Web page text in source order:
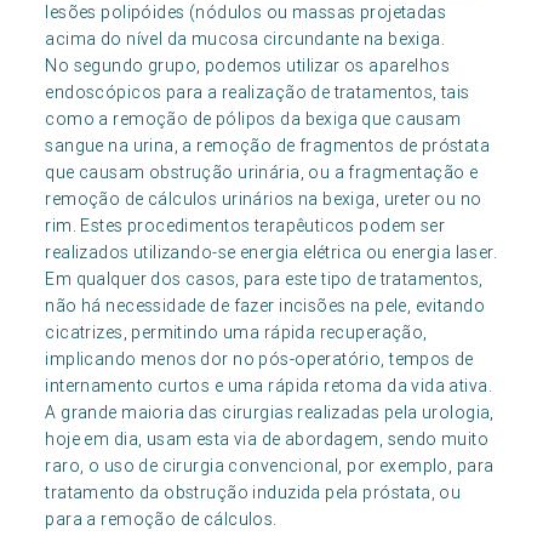
lesões polipóides (nódulos ou massas projetadas
acima do nível da mucosa circundante na bexiga.
No segundo grupo, podemos utilizar os aparelhos
endoscópicos para a realização de tratamentos, tais
como a remoção de pólipos da bexiga que causam
sangue na urina, a remoção de fragmentos de próstata
que causam obstrução urinária, ou a fragmentação e
remoção de cálculos urinários na bexiga, ureter ou no
rim. Estes procedimentos terapêuticos podem ser
realizados utilizando-se energia elétrica ou energia laser.
Em qualquer dos casos, para este tipo de tratamentos,
não há necessidade de fazer incisões na pele, evitando
cicatrizes, permitindo uma rápida recuperação,
implicando menos dor no pós-operatório, tempos de
internamento curtos e uma rápida retoma da vida ativa.
A grande maioria das cirurgias realizadas pela urologia,
hoje em dia, usam esta via de abordagem, sendo muito
raro, o uso de cirurgia convencional, por exemplo, para
tratamento da obstrução induzida pela próstata, ou
para a remoção de cálculos.